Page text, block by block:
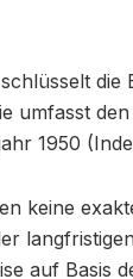
umfasst
1950
keine
auf Basis